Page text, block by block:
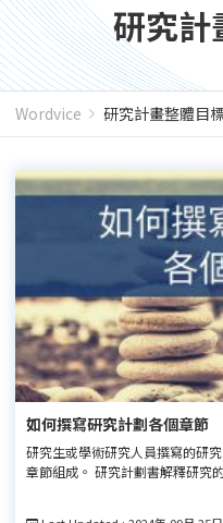
研究計
Wordvice 研究計畫整體目
如何撰寫研究計劃各個章節
研究生或學術研究人員撰寫的研
章節組成。 研究計劃書解釋研究